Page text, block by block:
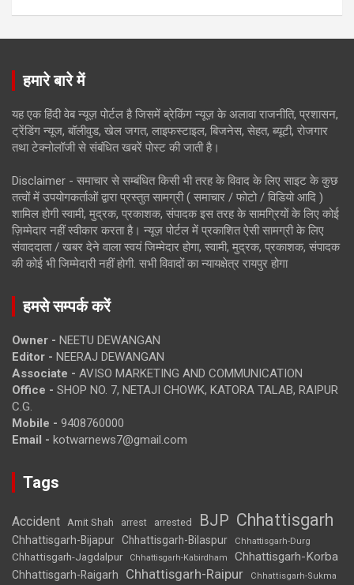
हमारे बारे में
यह एक हिंदी वेब न्यूज़ पोर्टल है जिसमें ब्रेकिंग न्यूज़ के अलावा राजनीति, प्रशासन,
ट्रेंडिंग न्यूज, बॉलीवुड, खेल जगत, लाइफस्टाइल, बिजनेस, सेहत, ब्यूटी, रोजगार
तथा टेक्नोलॉजी से संबंधित खबरें पोस्ट की जाती है।
Disclaimer - समाचार से सम्बंधित किसी भी तरह के विवाद के लिए साइट के कुछ
तत्वों में उपयोगकर्ताओं द्वारा प्रस्तुत सामग्री ( समाचार / फोटो / विडियो आदि )
शामिल होगी स्वामी, मुद्रक, प्रकाशक, संपादक इस तरह के सामग्रियों के लिए कोई
ज़िम्मेदार नहीं स्वीकार करता है। न्यूज़ पोर्टल में प्रकाशित ऐसी सामग्री के लिए
संवाददाता / खबर देने वाला स्वयं जिम्मेदार होगा, स्वामी, मुद्रक, प्रकाशक, संपादक
की कोई भी जिम्मेदारी नहीं होगी. सभी विवादों का न्यायक्षेत्र रायपुर होगा
हमसे सम्पर्क करें
Owner - NEETU DEWANGAN
Editor - NEERAJ DEWANGAN
Associate - AVISO MARKETING AND COMMUNICATION
Office - SHOP NO. 7, NETAJI CHOWK, KATORA TALAB, RAIPUR
C.G.
Mobile - 9408760000
Email - kotwarnews7@gmail.com
Tags
Accident Amit Shah arrest arrested BJP Chhattisgarh
Chhattisgarh-Bijapur Chhattisgarh-Bilaspur Chhattisgarh-Durg
Chhattisgarh-Jagdalpur Chhattisgarh-Kabirdham Chhattisgarh-Korba
Chhattisgarh-Raigarh Chhattisgarh-Raipur
Chhattisgarh-Sukma